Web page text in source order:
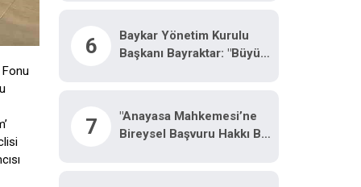
Fonu
Yasa Teklifi TBMM’ye
Gelecek"
6
Baykar Yönetim Kurulu
Başkanı Bayraktar: "Büyük
Gerçekleştirildi"
7
"Anayasa Mahkemesi’ne
Bireysel Başvuru Hakkı Bir